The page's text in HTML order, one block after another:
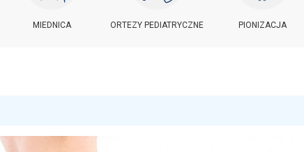
MIEDNICA ORTEZY PEDIATRYCZNE PIONIZACJA